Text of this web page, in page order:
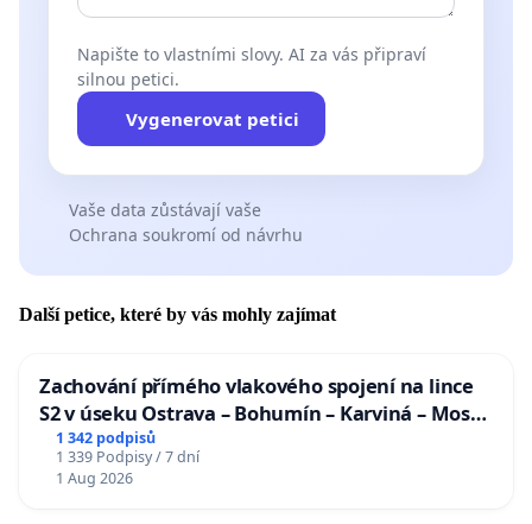
Napište to vlastními slovy. AI za vás připraví
silnou petici.
Vygenerovat petici
Vaše data zůstávají vaše
Ochrana soukromí od návrhu
Další petice, které by vás mohly zajímat
Zachování přímého vlakového spojení na lince
S2 v úseku Ostrava – Bohumín – Karviná – Mosty
u Jablunkova
1 342 podpisů
1 339 Podpisy / 7 dní
1 Aug 2026